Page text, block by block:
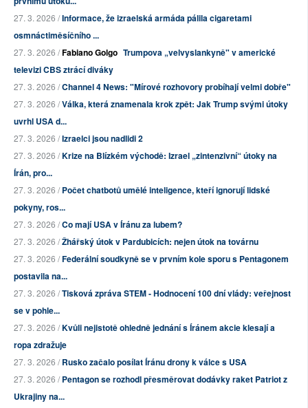
27. 3. 2026 /Informace, že izraelská armáda pálila cigaretami
osmnáctiměsíčního ...
27. 3. 2026 /Fabiano Golgo Trumpova „velvyslankyně" v americké
televizi CBS ztrácí diváky
27. 3. 2026 /Channel 4 News: "Mírové rozhovory probíhají velmi dobře"
27. 3. 2026 /Válka, která znamenala krok zpět: Jak Trump svými útoky
uvrhl USA d...
27. 3. 2026 /Izraelci jsou nadlidi 2
27. 3. 2026 /Krize na Blízkém východě: Izrael „zintenzivní“ útoky na
Írán, pro...
27. 3. 2026 /Počet chatbotů umělé inteligence, kteří ignorují lidské
pokyny, ros...
27. 3. 2026 /Co mají USA v Íránu za lubem?
27. 3. 2026 /Žhářský útok v Pardubicích: nejen útok na továrnu
27. 3. 2026 /Federální soudkyně se v prvním kole sporu s Pentagonem
postavila na...
27. 3. 2026 /Tisková zpráva STEM - Hodnocení 100 dní vlády: veřejnost
se v pohle...
27. 3. 2026 /Kvůli nejistotě ohledně jednání s Íránem akcie klesají a
ropa zdražuje
27. 3. 2026 /Rusko začalo posílat Íránu drony k válce s USA
27. 3. 2026 /Pentagon se rozhodl přesměrovat dodávky raket Patriot z
Ukrajiny na...